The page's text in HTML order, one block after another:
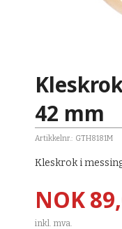
42 mm
Artikkelnr.: GTH8181M
Kleskrok i
Pris
NOK
inkl. mva.